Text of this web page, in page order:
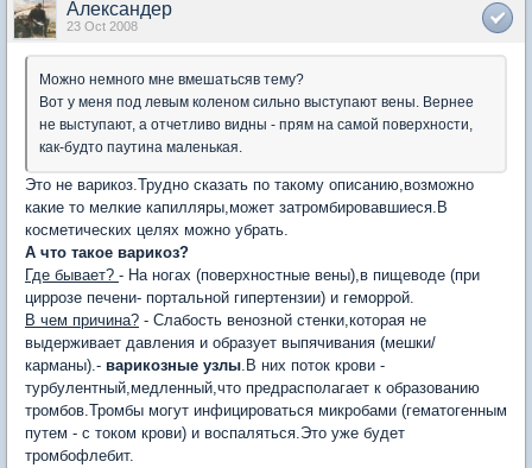
Александер
23 Oct 2008
Можно немного мне вмешатьсяв тему?
Вот у меня под левым коленом сильно выступают вены. Вернее
не выступают, а отчетливо видны - прям на самой поверхности,
как-будто паутина маленькая.
Это не варикоз.Трудно сказать по такому описанию,возможно
какие то мелкие капилляры,может затромбировавшиеся.В
косметических целях можно убрать.
А что такое варикоз?
Где бывает? - На ногах (поверхностные вены),в пищеводе (при
циррозе печени- портальной гипертензии) и геморрой.
В чем причина? - Слабость венозной стенки,которая не
выдерживает давления и образует выпячивания (мешки/
карманы).- варикозные узлы.В них поток крови -
турбулентный,медленный,что предрасполагает к образованию
тромбов.Тромбы могут инфицироваться микробами (гематогенным
путем - с током крови) и воспаляться.Это уже будет
тромбофлебит.